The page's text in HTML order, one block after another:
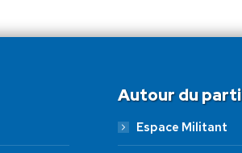
Autour du parti
Espace Militant